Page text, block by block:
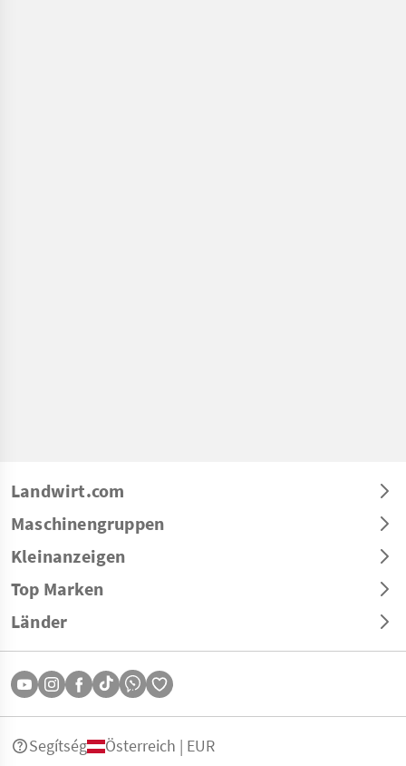
Landwirt.com
Maschinengruppen
Kleinanzeigen
Top Marken
Länder
Segítség Österreich | EUR